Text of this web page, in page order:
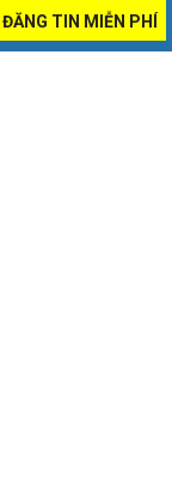
ĐĂNG TIN MIỄN PHÍ